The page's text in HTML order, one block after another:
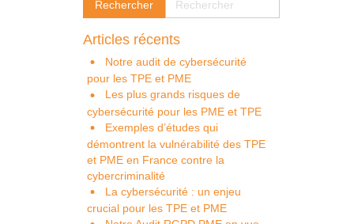
Articles récents
Notre audit de cybersécurité
pour les TPE et PME
Les plus grands risques de
cybersécurité pour les PME et TPE
Exemples d’études qui
démontrent la vulnérabilité des TPE
et PME en France contre la
cybercriminalité
La cybersécurité : un enjeu
crucial pour les TPE et PME